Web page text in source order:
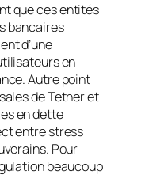
que ces entités
bancaires
d’une
en
Autre point
de Tether et
en dette
entre stress
Pour
beaucoup